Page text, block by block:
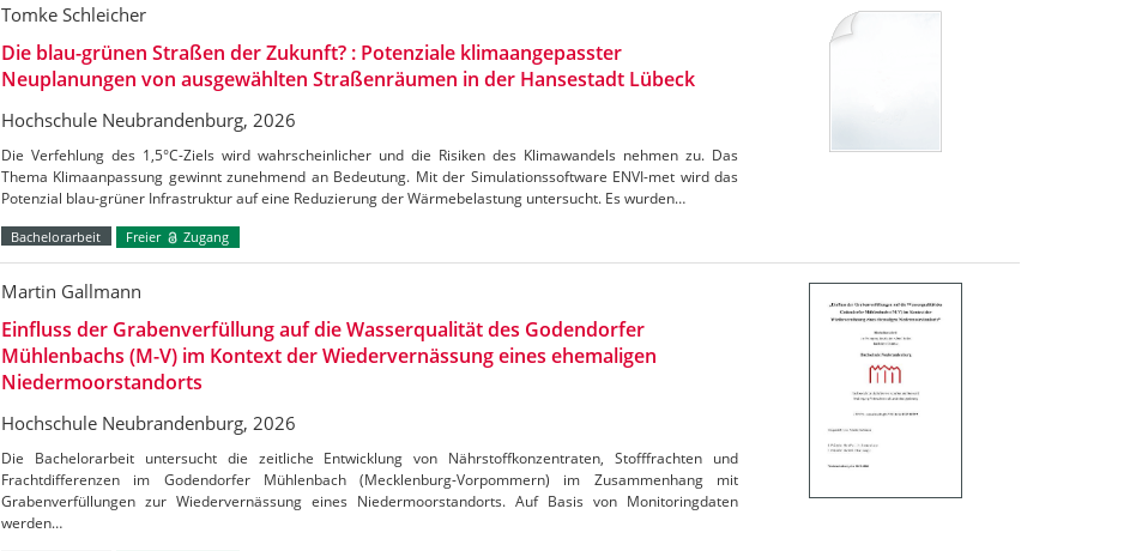
Tomke Schleicher
Die blau-grünen Straßen der Zukunft? : Potenziale klimaangepasster
Neuplanungen von ausgewählten Straßenräumen in der Hansestadt Lübeck
Hochschule Neubrandenburg, 2026
Die Verfehlung des 1,5°C-Ziels wird wahrscheinlicher und die Risiken des Klimawandels nehmen zu. Das
Thema Klimaanpassung gewinnt zunehmend an Bedeutung. Mit der Simulationssoftware ENVI-met wird das
Potenzial blau-grüner Infrastruktur auf eine Reduzierung der Wärmebelastung untersucht. Es wurden…
Bachelorarbeit Freier Zugang
Martin Gallmann
Einfluss der Grabenverfüllung auf die Wasserqualität des Godendorfer
Mühlenbachs (M-V) im Kontext der Wiedervernässung eines ehemaligen
Niedermoorstandorts
Hochschule Neubrandenburg, 2026
Die Bachelorarbeit untersucht die zeitliche Entwicklung von Nährstoffkonzentraten, Stofffrachten und
Frachtdifferenzen im Godendorfer Mühlenbach (Mecklenburg-Vorpommern) im Zusammenhang mit
Grabenverfüllungen zur Wiedervernässung eines Niedermoorstandorts. Auf Basis von Monitoringdaten
werden…